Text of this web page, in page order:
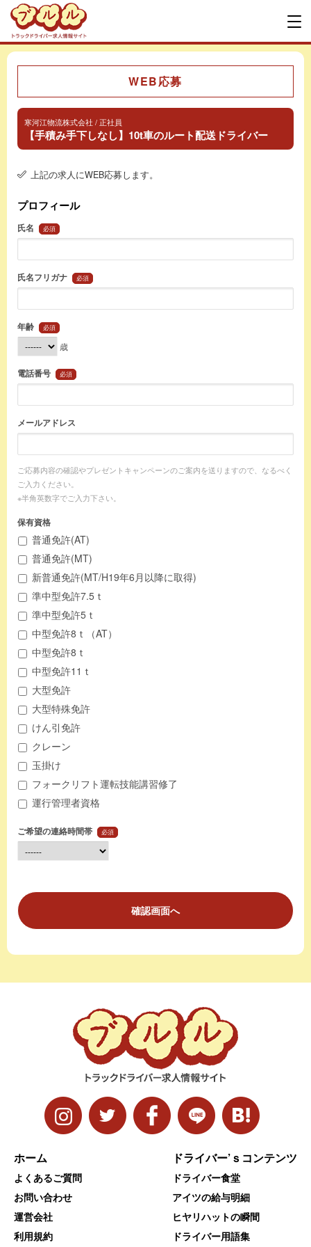
WEB応募
寒河江物流株式会社 / 正社員
【手積み手下しなし】10t車のルート配送ドライバー
上記の求人にWEB応募します。
プロフィール
氏名 必須
氏名フリガナ 必須
年齢 必須
歳
電話番号 必須
メールアドレス
ご応募内容の確認やプレゼントキャンペーンのご案内を送りますので、なるべく
ご入力ください。
※半角英数字でご入力下さい。
保有資格
普通免許(AT)
普通免許(MT)
新普通免許(MT/H19年6月以降に取得)
準中型免許7.5ｔ
準中型免許5ｔ
中型免許8ｔ（AT）
中型免許8ｔ
中型免許11ｔ
大型免許
大型特殊免許
けん引免許
クレーン
玉掛け
フォークリフト運転技能講習修了
運行管理者資格
ご希望の連絡時間帯 必須
ホーム
よくあるご質問
お問い合わせ
運営会社
利用規約
ドライバー’ｓコンテンツ
ドライバー食堂
アイツの給与明細
ヒヤリハットの瞬間
ドライバー用語集